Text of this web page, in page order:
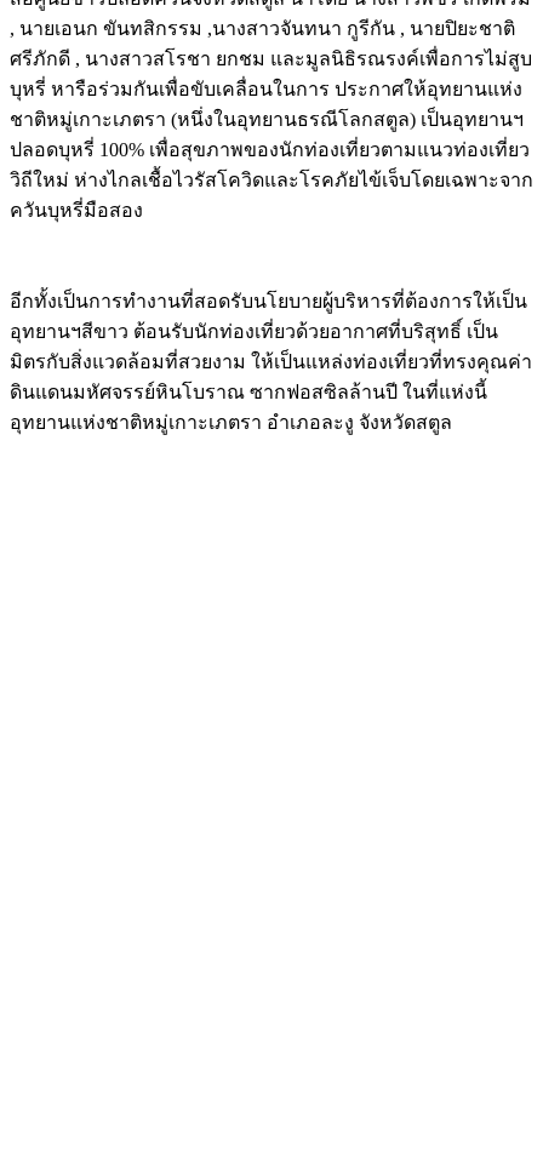
, นายเอนก ขันทสิกรรม ,นางสาวจันทนา กูรีกัน , นายปิยะชาติ
ศรีภักดี , นางสาวสโรชา ยกชม และมูลนิธิรณรงค์เพื่อการไม่สูบ
บุหรี่ หารือร่วมกันเพื่อขับเคลื่อนในการ ประกาศให้อุทยานแห่ง
ชาติหมู่เกาะเภตรา (หนึ่งในอุทยานธรณีโลกสตูล) เป็นอุทยานฯ
ปลอดบุหรี่ 100% เพื่อสุขภาพของนักท่องเที่ยวตามแนวท่องเที่ยว
วิถีใหม่ ห่างไกลเชื้อไวรัสโควิดและโรคภัยไข้เจ็บโดยเฉพาะจาก
ควันบุหรี่มือสอง
อีกทั้งเป็นการทำงานที่สอดรับนโยบายผู้บริหารที่ต้องการให้เป็น
อุทยานฯสีขาว ต้อนรับนักท่องเที่ยวด้วยอากาศที่บริสุทธิ์ เป็น
มิตรกับสิ่งแวดล้อมที่สวยงาม ให้เป็นแหล่งท่องเที่ยวที่ทรงคุณค่า
ดินแดนมหัศจรรย์หินโบราณ ซากฟอสซิลล้านปี ในที่แห่งนี้
อุทยานแห่งชาติหมู่เกาะเภตรา อำเภอละงู จังหวัดสตูล